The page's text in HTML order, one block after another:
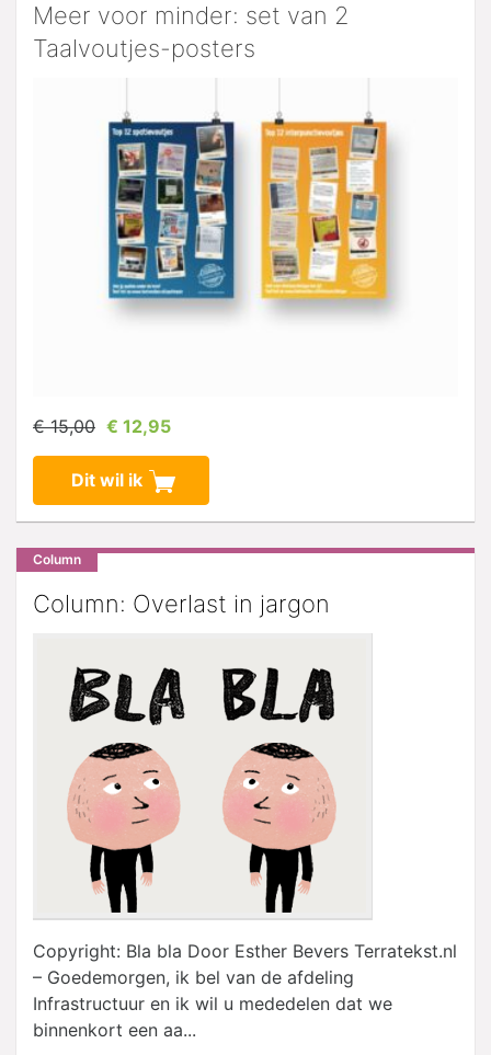
Meer voor minder: set van 2
Taalvoutjes-posters
€ 15,00 € 12,95
Dit wil ik
Column
Column: Overlast in jargon
Copyright: Bla bla Door Esther Bevers Terratekst.nl
– Goedemorgen, ik bel van de afdeling
Infrastructuur en ik wil u mededelen dat we
binnenkort een aa...